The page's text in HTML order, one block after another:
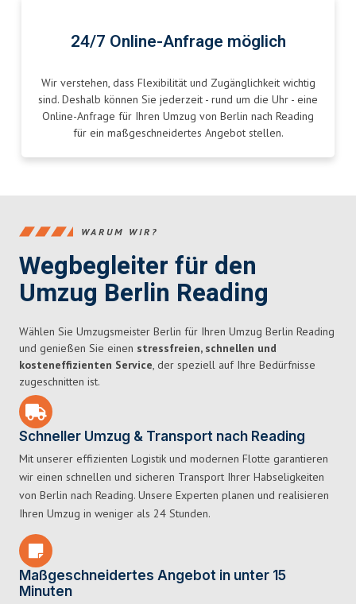
24/7 Online-Anfrage möglich
Wir verstehen, dass Flexibilität und Zugänglichkeit wichtig
sind. Deshalb können Sie jederzeit - rund um die Uhr - eine
Online-Anfrage für Ihren Umzug von Berlin nach Reading
für ein maßgeschneidertes Angebot stellen.
WARUM WIR?
Wegbegleiter für den
Umzug Berlin Reading
Wählen Sie Umzugsmeister Berlin für Ihren Umzug Berlin Reading
und genießen Sie einen stressfreien, schnellen und
kosteneffizienten Service, der speziell auf Ihre Bedürfnisse
zugeschnitten ist.
Schneller Umzug & Transport nach Reading
Mit unserer effizienten Logistik und modernen Flotte garantieren
wir einen schnellen und sicheren Transport Ihrer Habseligkeiten
von Berlin nach Reading. Unsere Experten planen und realisieren
Ihren Umzug in weniger als 24 Stunden.
Maßgeschneidertes Angebot in unter 15
Minuten